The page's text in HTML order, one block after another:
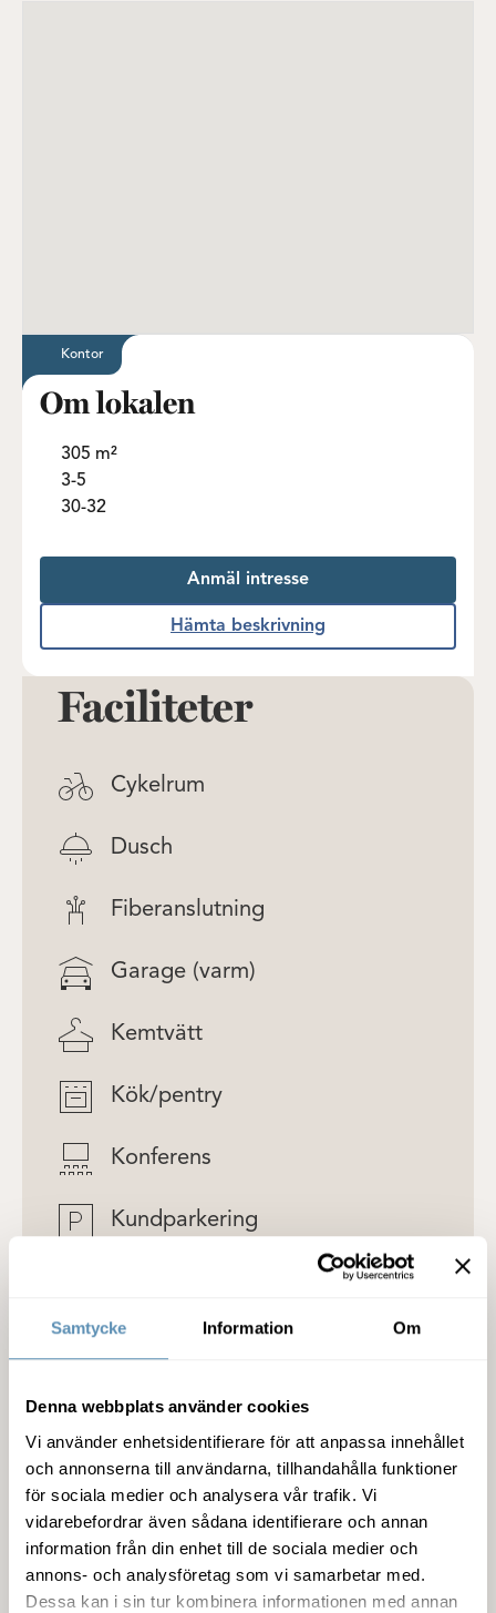
Samtycke Information Om
Denna webbplats använder cookies
Vi använder enhetsidentifierare för att anpassa innehållet
och annonserna till användarna, tillhandahålla funktioner
för sociala medier och analysera vår trafik. Vi
vidarebefordrar även sådana identifierare och annan
information från din enhet till de sociala medier och
annons- och analysföretag som vi samarbetar med.
Dessa kan i sin tur kombinera informationen med annan
Kontor
Om lokalen
305 m²
3-5
30-32
Anmäl intresse
Hämta beskrivning
Faciliteter
Cykelrum
Dusch
Fiberanslutning
Garage (varm)
Kemtvätt
Kök/pentry
Konferens
Kundparkering
Mötesrum
Närhet till buss
Närhet till motorväg
Närhet till tåg